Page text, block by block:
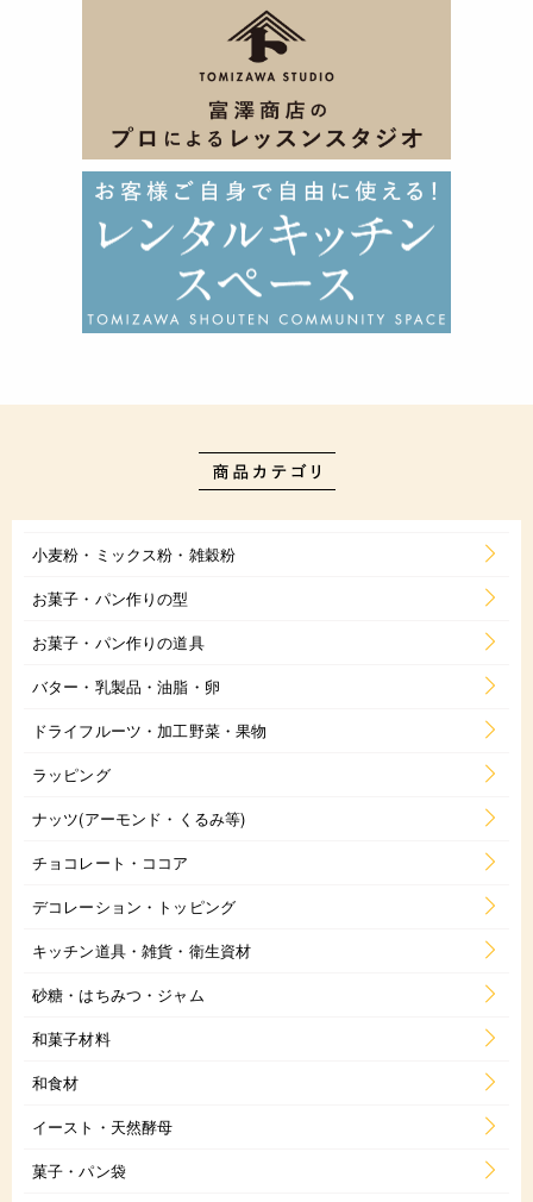
小麦粉・ミックス粉・雑穀粉
お菓子・パン作りの型
お菓子・パン作りの道具
バター・乳製品・油脂・卵
ドライフルーツ・加工野菜・果物
ラッピング
ナッツ(アーモンド・くるみ等)
チョコレート・ココア
デコレーション・トッピング
キッチン道具・雑貨・衛生資材
砂糖・はちみつ・ジャム
和菓子材料
和食材
イースト・天然酵母
菓子・パン袋